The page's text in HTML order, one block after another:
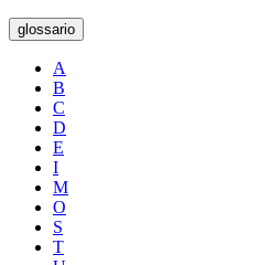
glossario
A
B
C
D
E
I
M
O
S
T